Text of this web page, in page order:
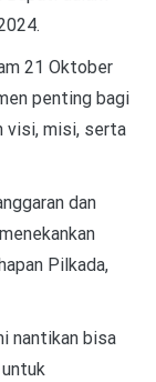
21 Oktober
penting bagi
visi, misi, serta
dan
Pilkada,
nantikan bisa